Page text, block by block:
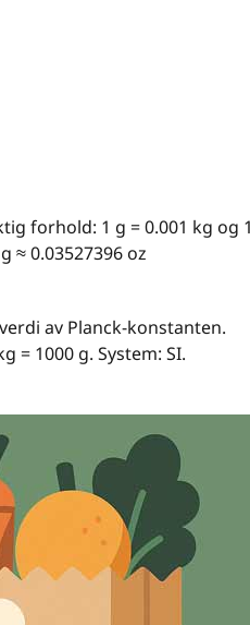
forhold: 1 g = 0.001 kg og
≈ 0.03527396 oz
av Planck-konstanten.
1000 g. System: SI.